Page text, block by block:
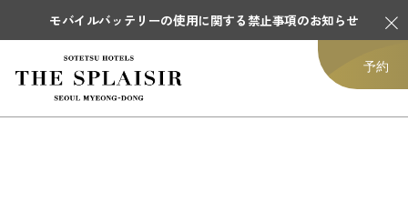
モバイルバッテリーの使用に関する禁止事項のお知らせ
予約